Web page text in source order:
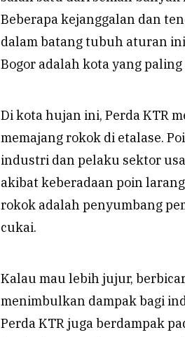
Beberapa kejanggalan dan
dalam batang tubuh aturan
Bogor adalah kota yang
Di kota hujan ini, Perda KTR
memajang rokok di etalase.
industri dan pelaku sektor
akibat keberadaan poin
rokok adalah penyumbang
cukai.
Kalau mau lebih jujur,
menimbulkan dampak bagi
Perda KTR juga berdampak